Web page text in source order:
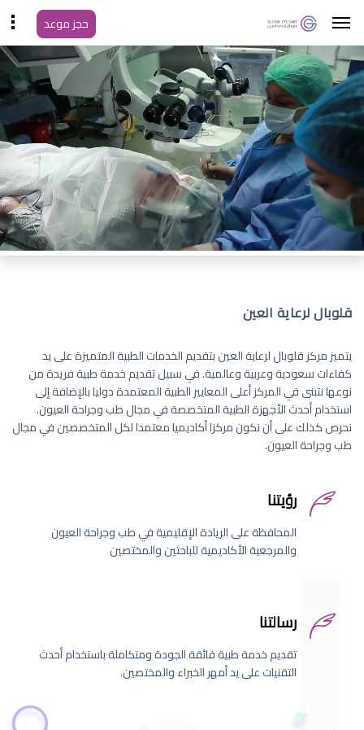
حجز موعد
قلوبال لرعاية العين
يتميز مركز قلوبال لرعاية العين بتقديم الخدمات الطبية المتميزة على يد
كفاءات سعودية وعربية وعالمية. في سبيل تقديم خدمة طبية فريدة من
نوعها نتبنى في المركز أعلى المعايير الطبية المعتمدة دوليا بالإضافة إلى
استخدام أحدث الأجهزة الطبية المتخصصة في مجال طب وجراحة العيون.
نحرص كذلك على أن نكون مركزا أكاديميا معتمدا لكل المتخصصين في مجال
طب وجراحة العيون.
رؤيتنا
المحافظة على الريادة الإقليمية في طب وجراحة العيون
والمرجعية الأكاديمية للباحثين والمختصين
رسالتنا
تقديم خدمة طبية فائقة الجودة ومتكاملة باستخدام أحدث
التقنيات على يد أمهر الخبراء والمختصين.